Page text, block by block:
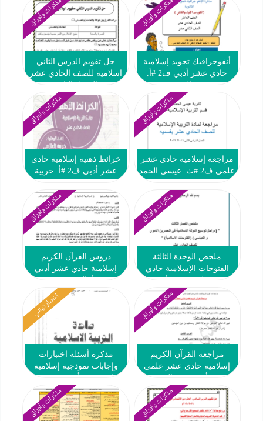
مذكرات وأوراق
أنفوجرافيك تجويد إسلامية
حادي عشر أدبي ف2 #أ.
مذكرات وأوراق
حل تقويم الدرس الثاني
اسلامية للصف الحادي عشر
مذكرات وأوراق
مراجعة إسلامية حادي عشر
علمي ف2 #ث. عيسى الحمد
مذكرات وأوراق
خرائط ذهنية إسلامية حادي
عشر أدبي ف2 #أ. حربية
مذكرات وأوراق
ملخص الوحدة الثالثة
الفتوحات الإسلامية حادي
العنزي
مذكرات وأوراق
دروس القرآن الكريم
إسلامية حادي عشر أدبي
مذكرات وأوراق
مراجعة القرآن الكريم
إسلامية حادي عشر علمي
اختبار نهائي
مذكرة أسئلة اختبارات
وإجابات نموذجية إسلامية
سلمان الفارسي 2018 2019
مذكرات وأوراق مذكرات وأوراق